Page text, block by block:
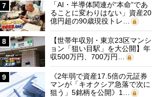
7
「AI・半導体関連が“本命”であ
ることに変わりはない」資産20
億円超の90歳現役トレ…
8
【世帯年収別・東京23区マンシ
ョン「狙い目駅」を大公開】年
収500万円、700万円…
9
《2年弱で資産17.5倍の元証券
マンが「キオクシア急落で次に
狙う」5銘柄を公開》1…